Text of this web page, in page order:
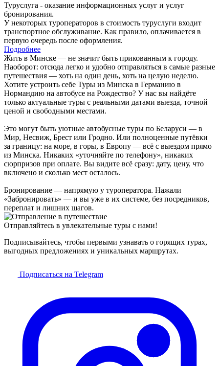
Туруслуга - оказание информационных услуг и услуг
бронирования.
У некоторых туроператоров в стоимость туруслуги входит
транспортное обслуживание. Как правило, оплачивается в
первую очередь после оформления.
Подробнее
Жить в Минске — не значит быть прикованным к городу.
Наоборот: отсюда легко и удобно отправляться в самые разные
путешествия — хоть на один день, хоть на целую неделю.
Хотите устроить себе Туры из Минска в Германию в
Нормандию на автобусе на Рождество? У нас вы найдёте
только актуальные туры с реальными датами выезда, точной
ценой и свободными местами.
Это могут быть уютные автобусные туры по Беларуси — в
Мир, Несвиж, Брест или Гродно. Или полноценные путёвки
за границу: на море, в горы, в Европу — всё с выездом прямо
из Минска. Никаких «уточняйте по телефону», никаких
сюрпризов при оплате. Вы видите всё сразу: дату, цену, что
включено и сколько мест осталось.
Бронирование — напрямую у туроператора. Нажали
«Забронировать» — и вы уже в их системе, без посредников,
переплат и лишних шагов.
Отправляйтесь в увлекательные туры с нами!
Подписывайтесь, чтобы первыми узнавать о горящих турах,
выгодных предложениях и уникальных маршрутах.
Подписаться на Telegram